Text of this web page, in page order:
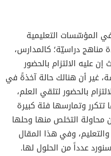
المؤسّسات التعليمية
مناهج دراسيّة؛ كالمدارس،
عليه الالتزام بالحضور
غير أن هنالك حالة آخذةً في
بالحضور لتلقي العلم،
وتمارسها فئة كبيرة
التخلص منها وحلها
وفي هذا المقال
عدداً من الحلول لها.